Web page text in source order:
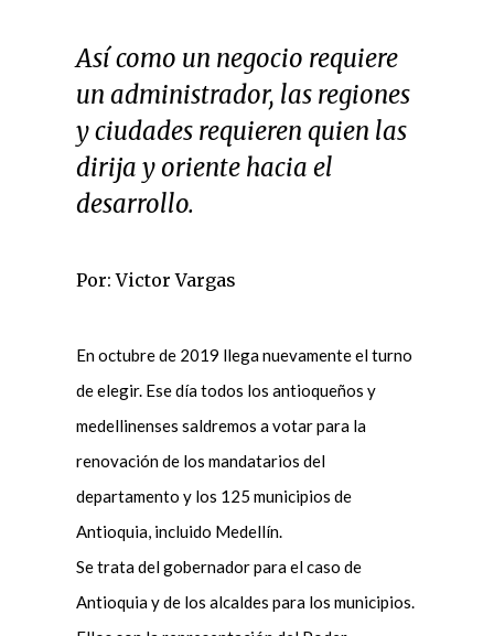
Así como un negocio requiere
un administrador, las regiones
y ciudades requieren quien las
dirija y oriente hacia el
desarrollo.
Por: Victor Vargas
En octubre de 2019 llega nuevamente el turno
de elegir. Ese día todos los antioqueños y
medellinenses saldremos a votar para la
renovación de los mandatarios del
departamento y los 125 municipios de
Antioquia, incluido Medellín.
Se trata del gobernador para el caso de
Antioquia y de los alcaldes para los municipios.